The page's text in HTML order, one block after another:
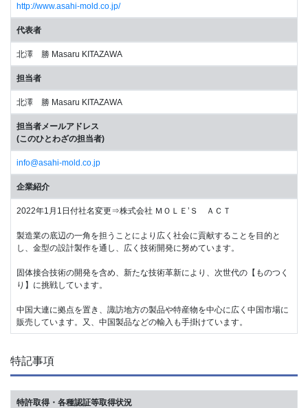
http://www.asahi-mold.co.jp/
代表者
北澤 勝 Masaru KITAZAWA
担当者
北澤 勝 Masaru KITAZAWA
担当者メールアドレス
(このひとわざの担当者)
info@asahi-mold.co.jp
企業紹介
2022年1月1日付社名変更⇒株式会社 ＭＯＬＥ’Ｓ ＡＣＴ
製造業の底辺の一角を担うことにより広く社会に貢献することを目的と
し、金型の設計製作を通し、広く技術開発に努めています。
固体接合技術の開発を含め、新たな技術革新により、次世代の【ものつく
り】に挑戦しています。
中国大連に拠点を置き、諏訪地方の製品や特産物を中心に広く中国市場に
販売しています。又、中国製品などの輸入も手掛けています。
特記事項
特許取得・各種認証等取得状況